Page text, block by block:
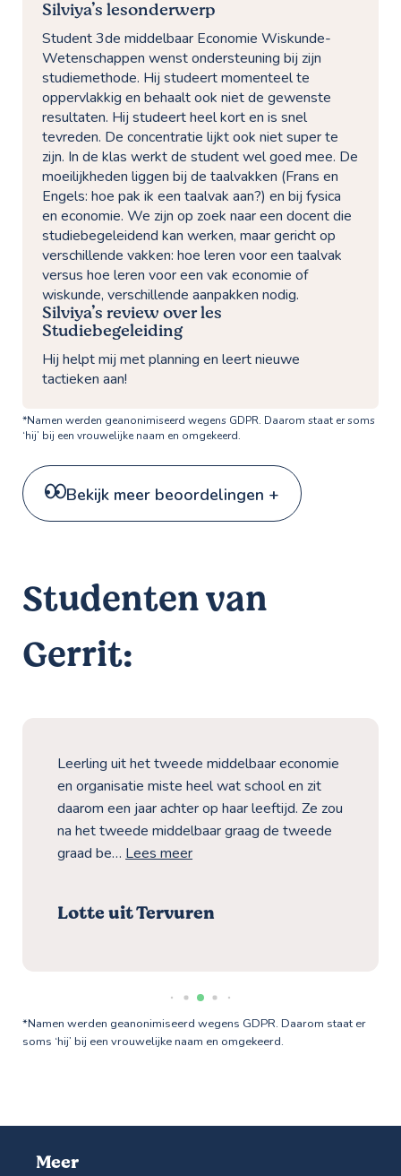
Silviya’s lesonderwerp
Student 3de middelbaar Economie Wiskunde-
Wetenschappen wenst ondersteuning bij zijn
studiemethode. Hij studeert momenteel te
oppervlakkig en behaalt ook niet de gewenste
resultaten. Hij studeert heel kort en is snel
tevreden. De concentratie lijkt ook niet super te
zijn. In de klas werkt de student wel goed mee. De
moeilijkheden liggen bij de taalvakken (Frans en
Engels: hoe pak ik een taalvak aan?) en bij fysica
en economie. We zijn op zoek naar een docent die
studiebegeleidend kan werken, maar gericht op
verschillende vakken: hoe leren voor een taalvak
versus hoe leren voor een vak economie of
wiskunde, verschillende aanpakken nodig.
Silviya’s review over les
Studiebegeleiding
Hij helpt mij met planning en leert nieuwe
tactieken aan!
*Namen werden geanonimiseerd wegens GDPR. Daarom staat er soms
‘hij’ bij een vrouwelijke naam en omgekeerd.
Bekijk meer beoordelingen +
Studenten van
Gerrit:
Leerling uit het tweede middelbaar economie
en organisatie miste heel wat school en zit
daarom een jaar achter op haar leeftijd. Ze zou
na het tweede middelbaar graag de tweede
graad be… Lees meer
Lotte uit Tervuren
*Namen werden geanonimiseerd wegens GDPR. Daarom staat er
soms ‘hij’ bij een vrouwelijke naam en omgekeerd.
Meer